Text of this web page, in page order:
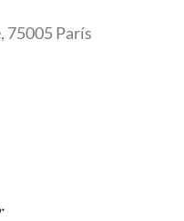
75005 París